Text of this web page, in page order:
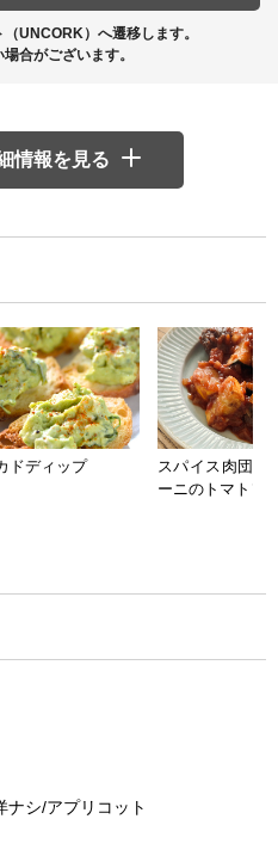
UNCORK）へ遷移します。
合がございます。
情報を見る
ドディップ
スパイス肉団子
ーニのトマトソ
ナシ/アプリコット